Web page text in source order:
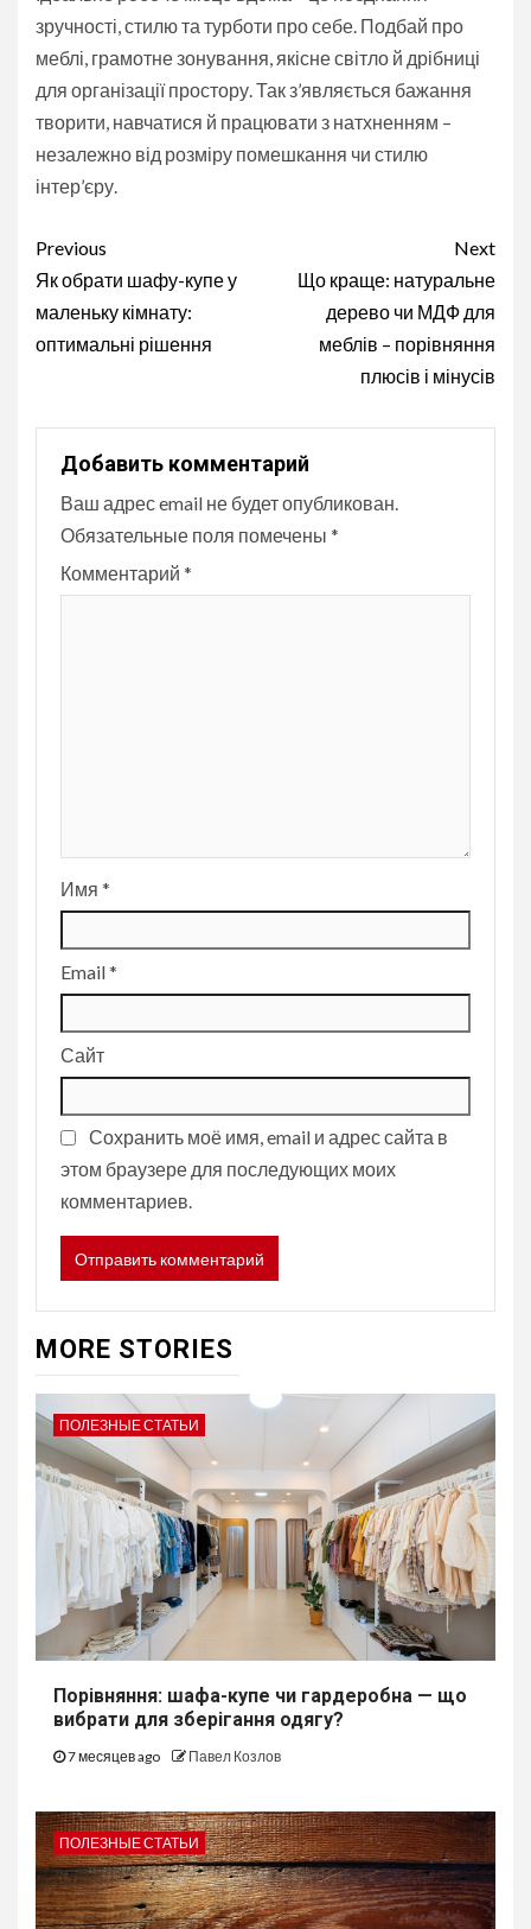
зручності, стилю та турботи про себе. Подбай про
меблі, грамотне зонування, якісне світло й дрібниці
для організації простору. Так з’являється бажання
творити, навчатися й працювати з натхненням –
незалежно від розміру помешкання чи стилю
інтер’єру.
Continue
Reading
Previous
Як обрати шафу-купе у
маленьку кімнату:
оптимальні рішення
Next
Що краще: натуральне
дерево чи МДФ для
меблів – порівняння
плюсів і мінусів
Добавить комментарий
Ваш адрес email не будет опубликован.
Обязательные поля помечены *
Комментарий *
Имя *
Email*
Сайт
Сохранить моё имя, email и адрес сайта в
этом браузере для последующих моих
комментариев.
MORE STORIES
ПОЛЕЗНЫЕ СТАТЬИ
Порівняння: шафа-купе чи гардеробна — що
вибрати для зберігання одягу?
7 месяцев ago Павел Козлов
ПОЛЕЗНЫЕ СТАТЬИ